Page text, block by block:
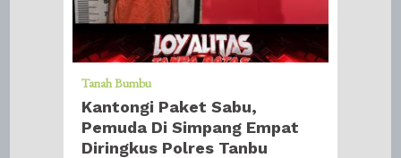
Tanah Bumbu
Kantongi Paket Sabu,
Pemuda Di Simpang Empat
Diringkus Polres Tanbu